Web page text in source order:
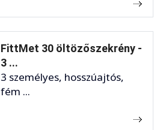
FittMet 30 öltözőszekrény -
3 ...
3 személyes, hosszúajtós,
fém ...